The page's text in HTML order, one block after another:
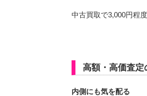
中古買取で3,000円程
高額・高価査定
内側にも気を配る